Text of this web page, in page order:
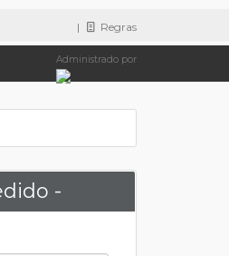
| Regras
Administrado por
-